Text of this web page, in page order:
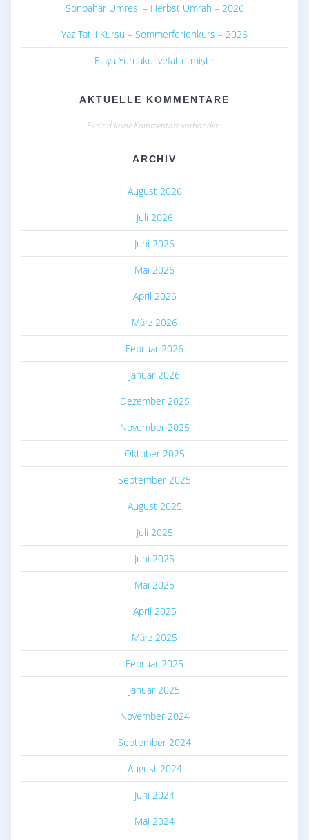
Sonbahar Umresi – Herbst Umrah – 2026
Yaz Tatili Kursu – Sommerferienkurs – 2026
Elaya Yurdakul vefat etmiştir
AKTUELLE KOMMENTARE
Es sind keine Kommentare vorhanden.
ARCHIV
August 2026
Juli 2026
Juni 2026
Mai 2026
April 2026
März 2026
Februar 2026
Januar 2026
Dezember 2025
November 2025
Oktober 2025
September 2025
August 2025
Juli 2025
Juni 2025
Mai 2025
April 2025
März 2025
Februar 2025
Januar 2025
November 2024
September 2024
August 2024
Juni 2024
Mai 2024